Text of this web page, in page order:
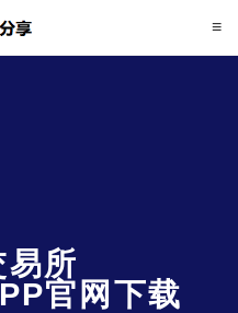
易所
官网下载